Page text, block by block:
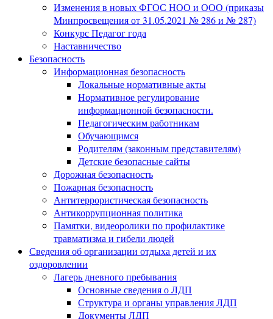
Изменения в новых ФГОС НОО и ООО (приказы
Минпросвещения от 31.05.2021 № 286 и № 287)
Конкурс Педагог года
Наставничество
Безопасность
Информационная безопасность
Локальные нормативные акты
Нормативное регулирование
информационной безопасности.
Педагогическим работникам
Обучающимся
Родителям (законным представителям)
Детские безопасные сайты
Дорожная безопасность
Пожарная безопасность
Антитеррористическая безопасность
Антикоррупционная политика
Памятки, видеоролики по профилактике
травматизма и гибели людей
Сведения об организации отдыха детей и их
оздоровлении
Лагерь дневного пребывания
Основные сведения о ЛДП
Структура и органы управления ЛДП
Документы ЛДП